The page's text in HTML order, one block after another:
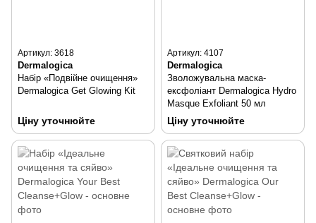
Артикул: 3618
Dermalogica
Набір «Подвійне очищення»
Dermalogica Get Glowing Kit
Ціну уточнюйте
Артикул: 4107
Dermalogica
Зволожувальна маска-
ексфоліант Dermalogica Hydro
Masque Exfoliant 50 мл
Ціну уточнюйте